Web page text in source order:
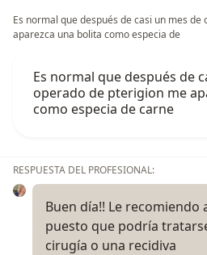
Es normal que después de casi un mes
aparezca una bolita como especia de
Es normal que después de
operado de pterigion me
como especia de carne
RESPUESTA DEL PROFESIONAL:
Buen día!! Le recomiendo
puesto que podría
cirugía o una recidiva